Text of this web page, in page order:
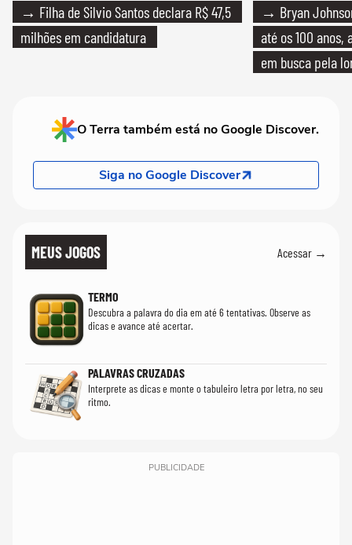
→ Filha de Silvio Santos declara R$ 47,5
milhões em candidatura
→ Bryan
até os 100
em busca pela
O Terra também está no Google Discover.
Siga no Google Discover
MEUS JOGOS Acessar →
TERMO
Descubra a palavra do dia em até 6 tentativas. Observe as
dicas e avance até acertar.
PALAVRAS CRUZADAS
Interprete as dicas e monte o tabuleiro letra por letra, no seu
ritmo.
PUBLICIDADE